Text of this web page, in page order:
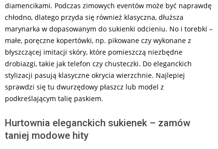
diamencikami. Podczas zimowych eventów może być naprawdę
chłodno, dlatego przyda się również klasyczna, dłuższa
marynarka w dopasowanym do sukienki odcieniu. No i torebki –
małe, poręczne kopertówki, np. pikowane czy wykonane z
błyszczącej imitacji skóry, które pomieszczą niezbędne
drobiazgi, takie jak telefon czy chusteczki. Do eleganckich
stylizacji pasują klasyczne okrycia wierzchnie. Najlepiej
sprawdzi się tu dwurzędowy płaszcz lub model z
podkreślającym talię paskiem.
Hurtownia eleganckich sukienek – zamów
taniej modowe hity